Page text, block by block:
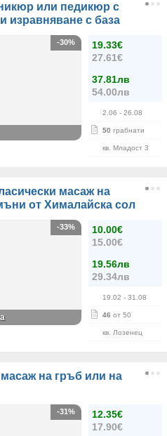
или педикюр с
изравняване с база
19.33€
27.61€
37.81лв
54.00лв
2.06 - 26.08
50 грабнати
кв. Младост 3
-30%
масаж на
от Хималайска сол
10.00€
15.00€
19.56лв
29.34лв
19.02 - 31.08
46 от 50
кв. Лозенец
-33%
на гръб или на
12.35€
17.90€
-31%